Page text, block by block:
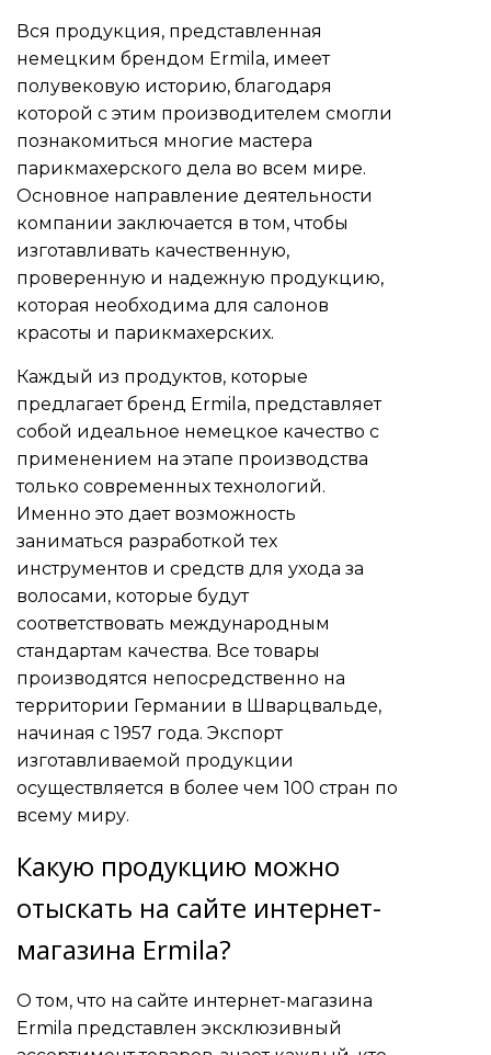
Вся продукция, представленная
немецким брендом Ermila, имеет
полувековую историю, благодаря
которой с этим производителем смогли
познакомиться многие мастера
парикмахерского дела во всем мире.
Основное направление деятельности
компании заключается в том, чтобы
изготавливать качественную,
проверенную и надежную продукцию,
которая необходима для салонов
красоты и парикмахерских.
Каждый из продуктов, которые
предлагает бренд Ermila, представляет
собой идеальное немецкое качество с
применением на этапе производства
только современных технологий.
Именно это дает возможность
заниматься разработкой тех
инструментов и средств для ухода за
волосами, которые будут
соответствовать международным
стандартам качества. Все товары
производятся непосредственно на
территории Германии в Шварцвальде,
начиная с 1957 года. Экспорт
изготавливаемой продукции
осуществляется в более чем 100 стран по
всему миру.
Какую продукцию можно
отыскать на сайте интернет-
магазина Ermila?
О том, что на сайте интернет-магазина
Ermila представлен эксклюзивный